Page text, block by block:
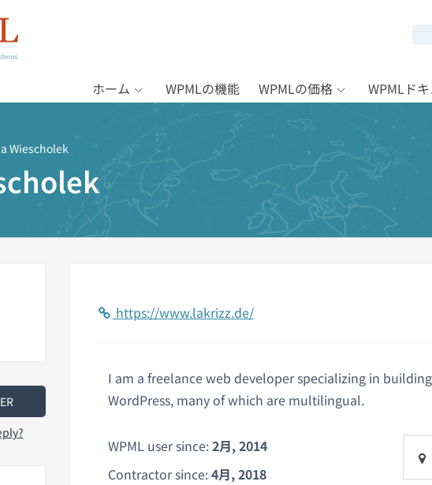
ホーム WPMLの機能 WPMLの価格 WPMLド
Wiescholek
https://www.lakrizz.de/
I am a freelance web developer specializing in
WordPress, many of which are multilingual.
WPML user since:2月, 2014
Contractor since:4月, 2018